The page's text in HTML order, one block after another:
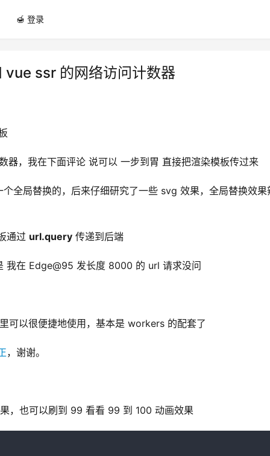
🍯 登录
ssr 的网络访问计数器
器，我在下面评论 说可以 一步到胃 直接把渲染模板传过来
全局替换的，后来仔细研究了一些 svg 效果，全局替换效果
通过 url.query 传递到后端
在 Edge@95 发长度 8000 的 url 请求没问
以很便捷地使用，基本是 workers 的配套了
，谢谢。
，也可以刷到 99 看看 99 到 100 动画效果